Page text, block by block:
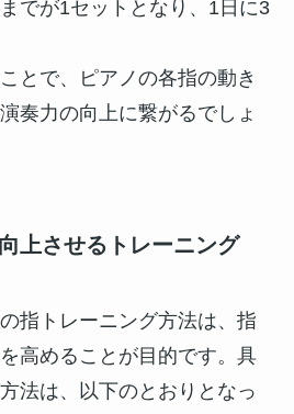
でが1セットとなり、1日に3
とで、ピアノの各指の動き
奏力の向上に繋がるでしょ
上させるトレーニング
指トレーニング方法は、指
高めることが目的です。具
法は、以下のとおりとなっ